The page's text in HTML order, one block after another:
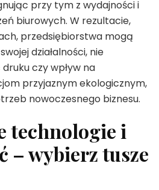
przy tym z wydajności i
biurowych. W rezultacie,
przedsiębiorstwa mogą
działalności, nie
czy wpływ na
przyjaznym ekologicznym,
nowoczesnego biznesu.
technologie i
– wybierz tusze